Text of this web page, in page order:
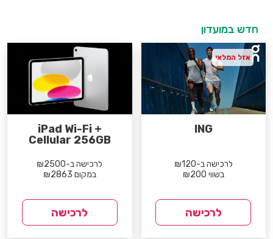
חדש במועדון
ING
לרכישה ב-₪120
בשווי ₪200
לרכישה
אזל המלאי
iPad Wi-Fi +
Cellular 256GB
לרכישה ב-₪2500
במקום ₪2863
לרכישה